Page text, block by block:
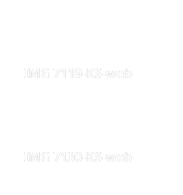
IMG 7119-KS-web
IMG 7130-KS-web